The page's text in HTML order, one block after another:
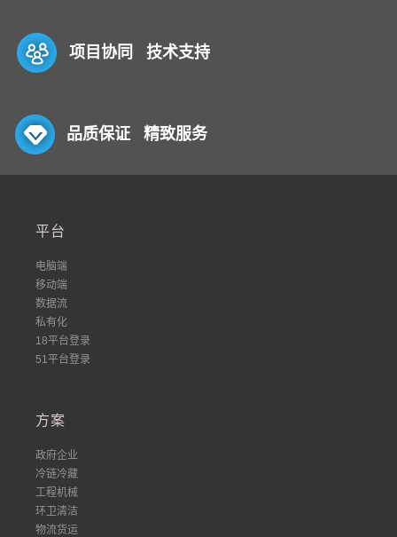
项目协同 技术支持
品质保证 精致服务
平台
电脑端
移动端
数据流
私有化
18平台登录
51平台登录
方案
政府企业
冷链冷藏
工程机械
环卫清洁
物流货运